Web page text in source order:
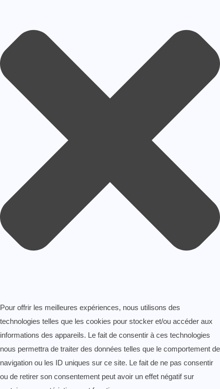
Pour offrir les meilleures expériences, nous utilisons des
technologies telles que les cookies pour stocker et/ou accéder aux
informations des appareils. Le fait de consentir à ces technologies
nous permettra de traiter des données telles que le comportement de
navigation ou les ID uniques sur ce site. Le fait de ne pas consentir
ou de retirer son consentement peut avoir un effet négatif sur